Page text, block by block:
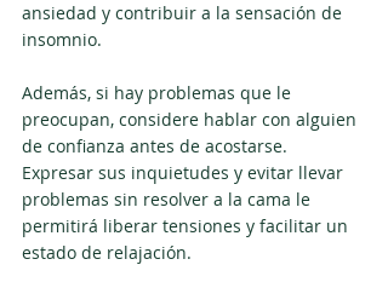
ansiedad y contribuir a la sensación de
insomnio.
Además, si hay problemas que le
preocupan, considere hablar con alguien
de confianza antes de acostarse.
Expresar sus inquietudes y evitar llevar
problemas sin resolver a la cama le
permitirá liberar tensiones y facilitar un
estado de relajación.